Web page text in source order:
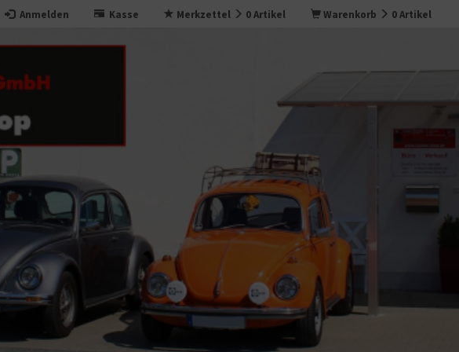
Anmelden Kasse Merkzettel 0Artikel Warenkorb 0Artikel